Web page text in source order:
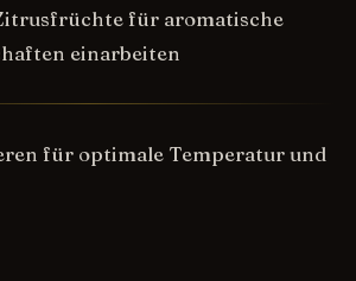
für aromatische
einarbeiten
für optimale Temperatur und